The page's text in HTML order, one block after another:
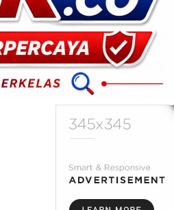
UMUM E-KORAN LIVE TV